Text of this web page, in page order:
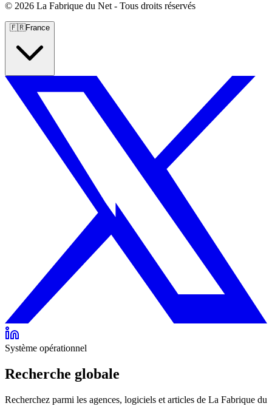
© 2026 La Fabrique du Net - Tous droits réservés
🇫🇷France
Système opérationnel
Recherche globale
Recherchez parmi les agences, logiciels et articles de La Fabrique du